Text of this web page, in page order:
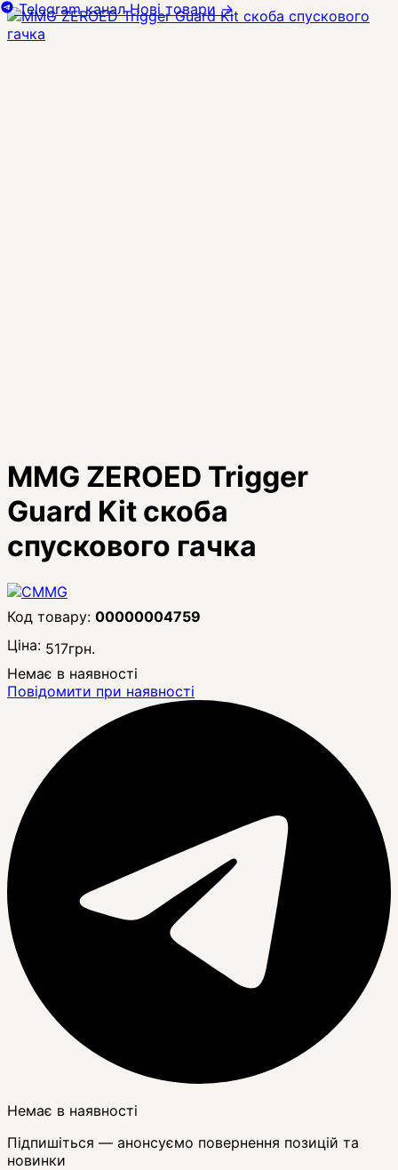
MMG ZEROED Trigger
Guard Kit скоба
спускового гачка
00000004759
Ціна: 517грн.
Немає в наявності
Повідомити при наявності
Немає в наявності
Підпишіться — анонсуємо повернення позицій та
новинки
Telegram канал Нові товари →